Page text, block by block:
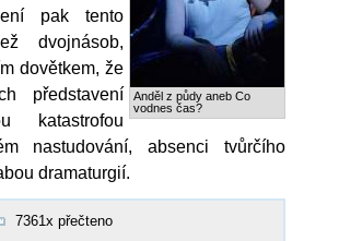
Anděl z půdy aneb Co
vodnes čas?
pak tento
dvojnásob,
dovětkem, že
představení
katastrofou
nastudování, absenci tvůrčího
dramaturgií.
7361x přečteno